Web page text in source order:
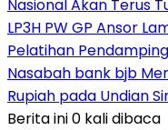
Nasional Akan Terus
LP3H PW GP Ansor
Pelatihan
Nasabah bank bjb
Rupiah pada Undian
Berita ini 0 kali dibaca